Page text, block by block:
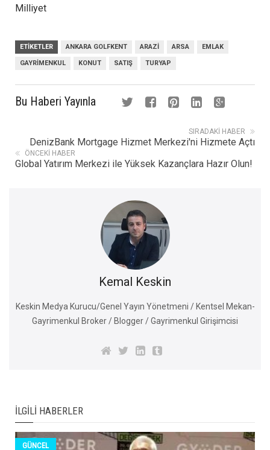
Milliyet
ETIKETLER ANKARA GOLFKENT ARAZI ARSA EMLAK
GAYRIMENKUL KONUT SATIŞ TURYAP
Bu Haberi Yayınla
SIRADAKI HABER
DenizBank Mortgage Hizmet Merkezi'ni Hizmete Açtı
ÖNCEKI HABER
Global Yatırım Merkezi ile Yüksek Kazançlara Hazır Olun!
Kemal Keskin
Keskin Medya Kurucu/Genel Yayın Yönetmeni / Kentsel Mekan-
Gayrimenkul Broker / Blogger / Gayrimenkul Girişimcisi
İLGILI HABERLER
GÜNCEL